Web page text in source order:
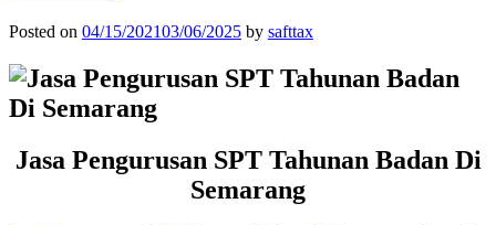
Posted on 04/15/202103/06/2025 by safttax
Jasa Pengurusan SPT Tahunan Badan Di
Semarang